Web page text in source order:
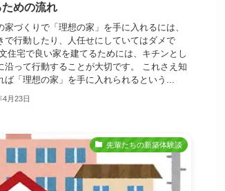
ための流れ
家づくりで「理想の家」を手に入れるには、
で行動したり、人任せにしていてはダメで
住宅で良い家を建てるためには、キチンとし
沿って行動することが大切です。 これさえ知
ば「理想の家」を手に入れられるという...
4月23日
先輩たちの新築体験談